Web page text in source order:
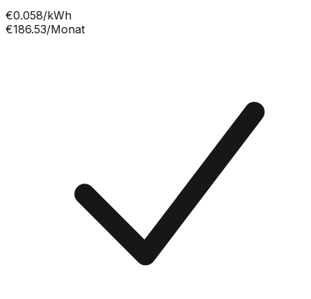
€0.058/kWh
€186.53/Monat